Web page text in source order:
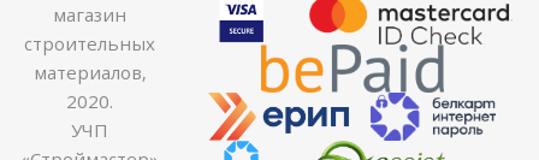
магазин
строительных
материалов,
2020.
УЧП